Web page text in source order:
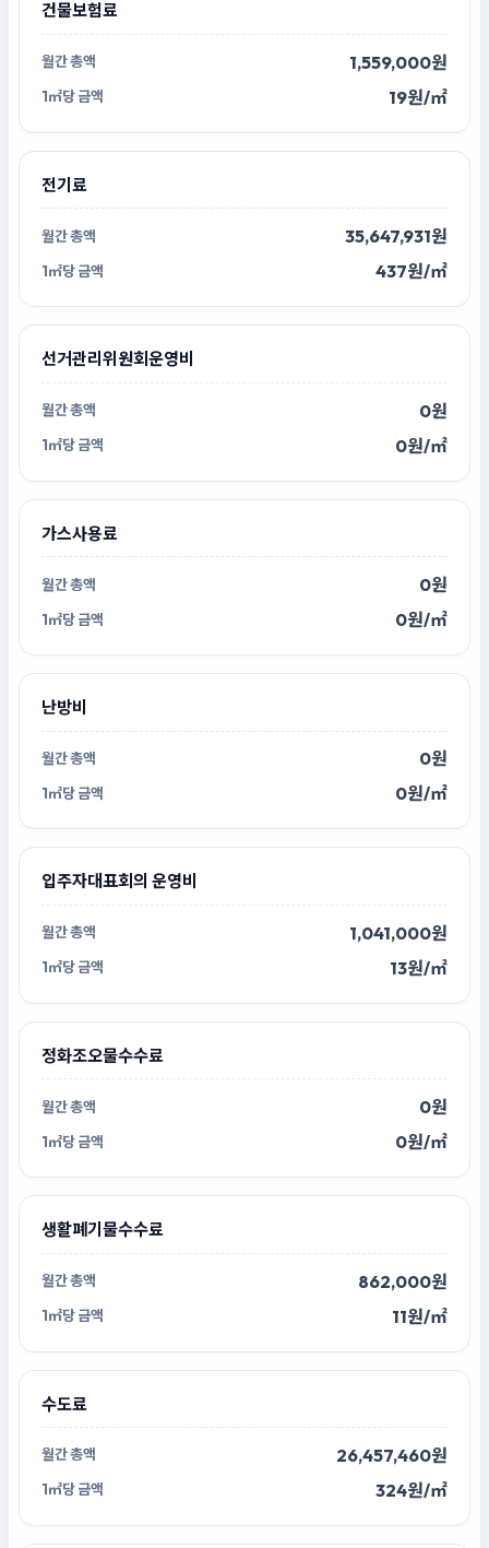
건물보험료
1,559,000원
19원/㎡
전기료
35,647,931원
437원/㎡
선거관리위원회운영비
0원
0원/㎡
가스사용료
0원
0원/㎡
난방비
0원
0원/㎡
입주자대표회의 운영비
1,041,000원
13원/㎡
정화조오물수수료
0원
0원/㎡
생활폐기물수수료
862,000원
11원/㎡
수도료
26,457,460원
324원/㎡